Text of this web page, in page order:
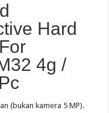
Hard
4g /
(bukan kamera 5 MP).